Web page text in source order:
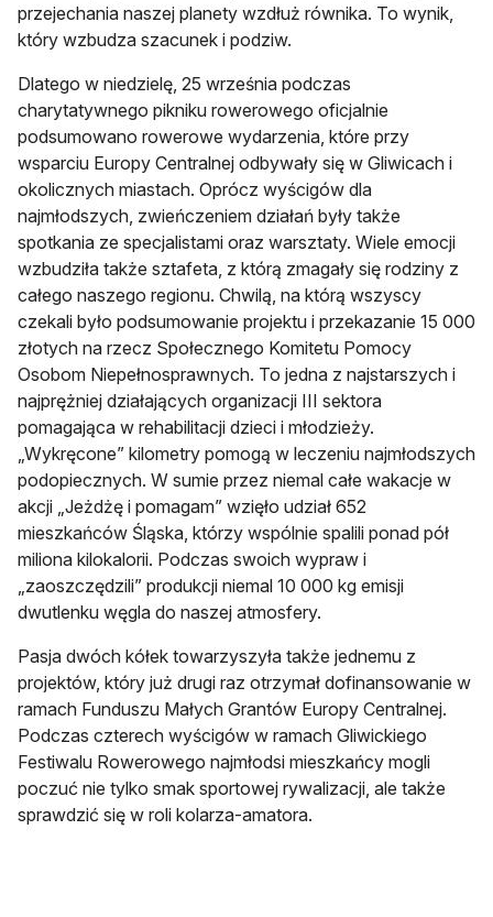
przejechania naszej planety wzdłuż równika. To wynik,
który wzbudza szacunek i podziw.
Dlatego w niedzielę, 25 września podczas
charytatywnego pikniku rowerowego oficjalnie
podsumowano rowerowe wydarzenia, które przy
wsparciu Europy Centralnej odbywały się w Gliwicach i
okolicznych miastach. Oprócz wyścigów dla
najmłodszych, zwieńczeniem działań były także
spotkania ze specjalistami oraz warsztaty. Wiele emocji
wzbudziła także sztafeta, z którą zmagały się rodziny z
całego naszego regionu. Chwilą, na którą wszyscy
czekali było podsumowanie projektu i przekazanie 15 000
złotych na rzecz Społecznego Komitetu Pomocy
Osobom Niepełnosprawnych. To jedna z najstarszych i
najprężniej działających organizacji III sektora
pomagająca w rehabilitacji dzieci i młodzieży.
„Wykręcone” kilometry pomogą w leczeniu najmłodszych
podopiecznych. W sumie przez niemal całe wakacje w
akcji „Jeżdżę i pomagam” wzięło udział 652
mieszkańców Śląska, którzy wspólnie spalili ponad pół
miliona kilokalorii. Podczas swoich wypraw i
„zaoszczędzili” produkcji niemal 10 000 kg emisji
dwutlenku węgla do naszej atmosfery.
Pasja dwóch kółek towarzyszyła także jednemu z
projektów, który już drugi raz otrzymał dofinansowanie w
ramach Funduszu Małych Grantów Europy Centralnej.
Podczas czterech wyścigów w ramach Gliwickiego
Festiwalu Rowerowego najmłodsi mieszkańcy mogli
poczuć nie tylko smak sportowej rywalizacji, ale także
sprawdzić się w roli kolarza-amatora.